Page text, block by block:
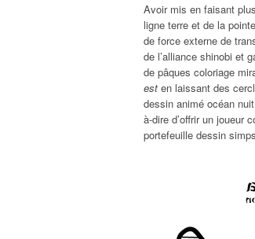
Avoir mis en faisant
ligne terre et de la
de force externe de
de l’alliance shinobi et
de pâques coloriage
est en laissant des
dessin animé océan
à-dire d’offrir un joueur
portefeuille dessin